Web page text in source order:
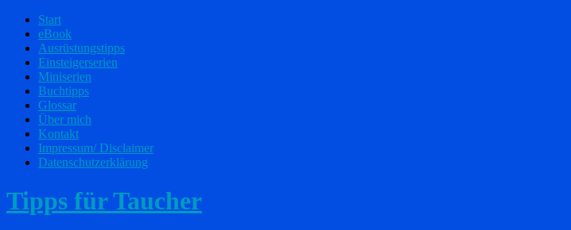
Start
eBook
Ausrüstungstipps
Einsteigerserien
Miniserien
Buchtipps
Glossar
Über mich
Kontakt
Impressum/ Disclaimer
Datenschutzerklärung
Tipps für Taucher